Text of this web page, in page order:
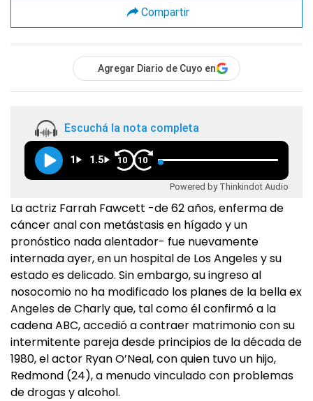
Compartir
Agregar Diario de Cuyo en
Escuchá la nota completa
1 1.5 10 10
Powered by Thinkindot Audio
La actriz Farrah Fawcett -de 62 años, enferma de
cáncer anal con metástasis en hígado y un
pronóstico nada alentador- fue nuevamente
internada ayer, en un hospital de Los Angeles y su
estado es delicado. Sin embargo, su ingreso al
nosocomio no ha modificado los planes de la bella ex
Angeles de Charly que, tal como él confirmó a la
cadena ABC, accedió a contraer matrimonio con su
intermitente pareja desde principios de la década de
1980, el actor Ryan O’Neal, con quien tuvo un hijo,
Redmond (24), a menudo vinculado con problemas
de drogas y alcohol.